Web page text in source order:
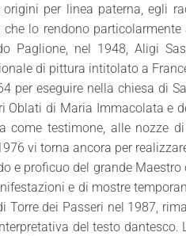
per linea paterna, egli
lo rendono
Paglione, nel 1948, Aligi
di pittura intitolato a
per eseguire nella chiesa di
Oblati di Maria Immacolata e
come testimone, alle nozze
vi torna ancora per
e proficuo del grande
e di mostre
Torre dei Passeri nel 1987,
del testo